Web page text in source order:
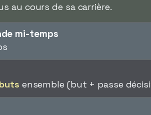
au cours de sa carrière.
mi-temps
ensemble (but + passe